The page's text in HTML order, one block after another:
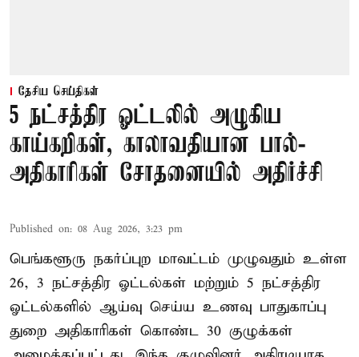
தேசிய செய்திகள்
5 நட்சத்திர ஓட்டலில் அழுகிய
காய்கறிகள், காலாவதியான பால்-
அதிகாரிகள் சோதனையில் அதிர்ச்சி
Published on: 08 Aug 2026, 3:23 pm
பெங்களூரு நகர்ப்புற மாவட்டம் முழுவதும் உள்ள
26, 3 நட்சத்திர ஓட்டல்கள் மற்றும் 5 நட்சத்திர
ஓட்டல்களில் ஆய்வு செய்ய உணவு பாதுகாப்பு
துறை அதிகாரிகள் கொண்ட 30 குழுக்கள்